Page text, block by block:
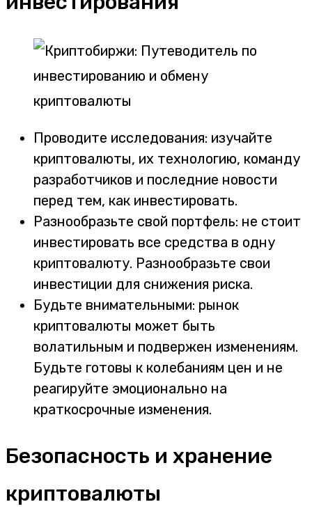
Проводите исследования: изучайте
криптовалюты, их технологию, команду
разработчиков и последние новости
перед тем, как инвестировать.
Разнообразьте свой портфель: не стоит
инвестировать все средства в одну
криптовалюту. Разнообразьте свои
инвестиции для снижения риска.
Будьте внимательными: рынок
криптовалюты может быть
волатильным и подвержен изменениям.
Будьте готовы к колебаниям цен и не
реагируйте эмоционально на
краткосрочные изменения.
Безопасность и хранение
криптовалюты